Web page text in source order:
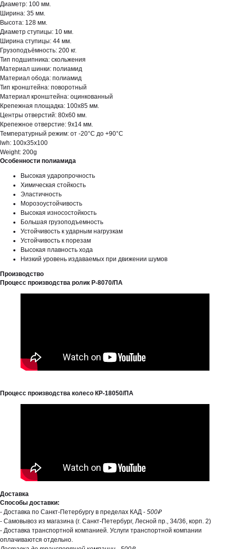
Диаметр: 100 мм.
Ширина: 35 мм.
Высота: 128 мм.
Диаметр ступицы: 10 мм.
Ширина ступицы: 44 мм.
Грузоподъёмность: 200 кг.
Тип подшипника: скольжения
Материал шинки: полиамид
Материал обода: полиамид
Тип кронштейна: поворотный
Материал кронштейна: оцинкованный
Крепежная площадка: 100х85 мм.
Центры отверстий: 80х60 мм.
Крепежное отверстие: 9х14 мм.
Температурный режим: от -20°С до +90°С
lwh: 100x35x100
Weight: 200g
Особенности полиамида
Высокая ударопрочность
Химическая стойкость
Эластичность
Морозоустойчивость
Высокая износостойкость
Большая грузоподъемность
Устойчивость к ударным нагрузкам
Устойчивость к порезам
Высокая плавность хода
Низкий уровень издаваемых при движении шумов
Производство
Процесс производства ролик Р-8070/ПА
Процесс производства колесо КР-18050/ПА
Доставка
Способы доставки:
- Доставка по Санкт-Петербургу в пределах КАД - 500₽
- Самовывоз из магазина (г. Санкт-Петербург, Лесной пр., 34/36, корп. 2)
- Доставка транспортной компанией. Услуги транспортной компании
оплачиваются отдельно.